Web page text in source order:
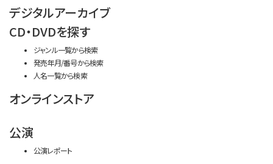
デジタルアーカイブ
CD・DVDを探す
ジャンル一覧から検索
発売年月/番号から検索
人名一覧から検索
オンラインストア
公演
公演レポート